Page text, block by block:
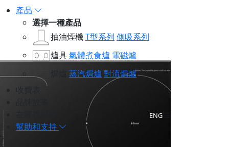
產品
選擇一種產品
抽油煙機T型系列 側吸系列
爐具氣體煮食爐 電磁爐
蒸汽焗爐 對流焗爐
幫助和支持
ENG